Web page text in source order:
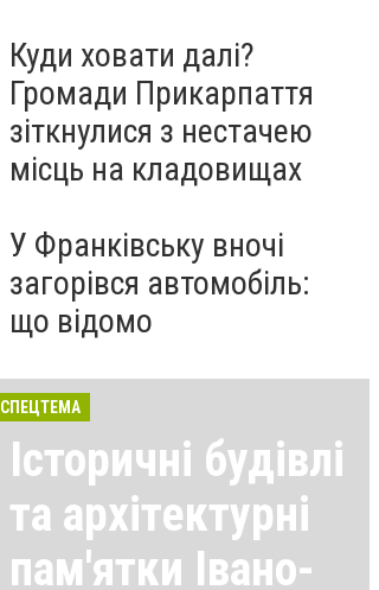
Куди ховати далі?
Громади Прикарпаття
зіткнулися з нестачею
місць на кладовищах
У Франківську вночі
загорівся автомобіль:
що відомо
СПЕЦТЕМА
Історичні будівлі
та архітектурні
пам'ятки Івано-